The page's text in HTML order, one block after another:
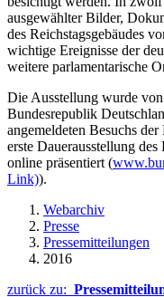
ausgewählter Bilder,
des Reichstagsgebäudes
wichtige Ereignisse der
weitere parlamentarische
Die Ausstellung wurde
Bundesrepublik
angemeldeten Besuchs
erste Dauerausstellung
online präsentiert (
Link)).
Webarchiv
Presse
Pressemitteilungen
2016
zurück zu: